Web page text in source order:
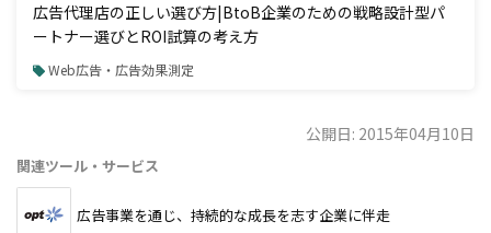
広告代理店の正しい選び方|BtoB企業のための戦略設計型パ
ートナー選びとROI試算の考え方
Web広告・広告効果測定
公開日: 2015年04月10日
関連ツール・サービス
広告事業を通じ、持続的な成長を志す企業に伴走